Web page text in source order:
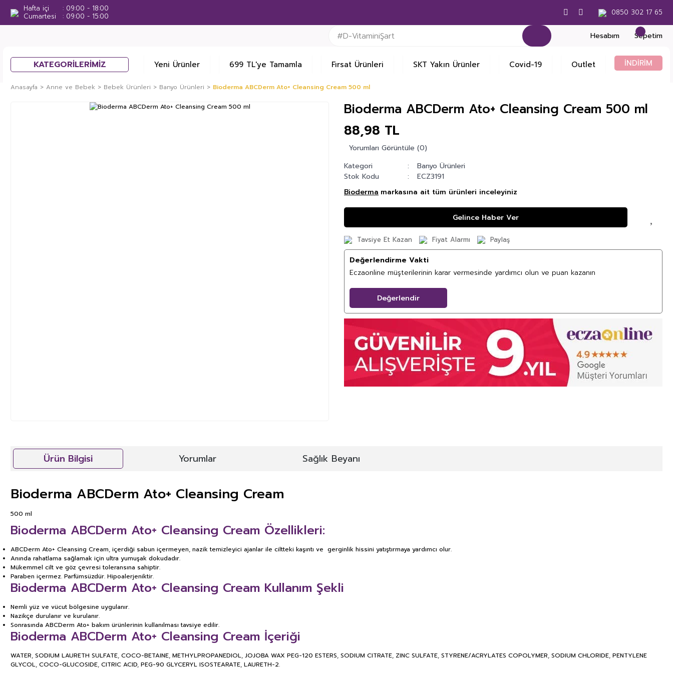
Hafta içi
09:00 - 18:00
Cumartesi
09:00 - 15:00 0850 302 17 65
Hesabım Sepetim
KATEGORİLERİMİZ Yeni Ürünler 699 TL'ye Tamamla Fırsat Ürünleri SKT Yakın Ürünler Covid-19 Outlet İNDİRİM
Anasayfa Anne ve Bebek Bebek Ürünleri Banyo Ürünleri Bioderma ABCDerm Ato+ Cleansing Cream 500 ml
Bioderma ABCDerm Ato+ Cleansing Cream 500 ml
88,98 TL
Yorumları Görüntüle (0)
Kategori
Banyo Ürünleri
Stok Kodu
ECZ3191
Bioderma markasına ait tüm ürünleri inceleyiniz
Gelince Haber Ver
Tavsiye Et Kazan Fiyat Alarmı Paylaş
Değerlendirme Vakti
Eczaonline müşterilerinin karar vermesinde yardımcı olun ve puan kazanın
Değerlendir
Ürün Bilgisi Yorumlar Sağlık Beyanı
Bioderma ABCDerm Ato+ Cleansing Cream
500 ml
Bioderma ABCDerm Ato+ Cleansing Cream Özellikleri:
ABCDerm Ato+ Cleansing Cream, içerdiği sabun içermeyen, nazik temizleyici ajanlar ile ciltteki kaşıntı ve gerginlik hissini yatıştırmaya yardımcı olur.
Anında rahatlama sağlamak için ultra yumuşak dokudadır.
Mükemmel cilt ve göz çevresi toleransına sahiptir.
Paraben içermez. Parfümsüzdür. Hipoalerjeniktir.
Bioderma ABCDerm Ato+ Cleansing Cream Kullanım Şekli
Nemli yüz ve vücut bölgesine uygulanır.
Nazikçe durulanır ve kurulanır.
Sonrasında ABCDerm Ato+ bakım ürünlerinin kullanılması tavsiye edilir.
Bioderma ABCDerm Ato+ Cleansing Cream İçeriği
WATER, SODIUM LAURETH SULFATE, COCO-BETAINE, METHYLPROPANEDIOL, JOJOBA WAX PEG-120 ESTERS, SODIUM CITRATE, ZINC SULFATE, STYRENE/ACRYLATES COPOLYMER, SODIUM CHLORIDE, PENTYLENE
GLYCOL, COCO-GLUCOSIDE, CITRIC ACID, PEG-90 GLYCERYL ISOSTEARATE, LAURETH-2.